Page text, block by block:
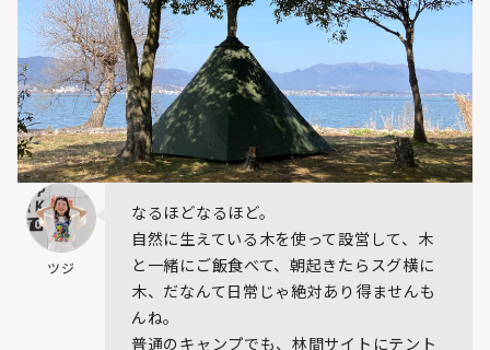
ツジ
なるほどなるほど。
自然に生えている木を使って設営して、木
と一緒にご飯食べて、朝起きたらスグ横に
木、だなんて日常じゃ絶対あり得ませんも
んね。
普通のキャンプでも、林間サイトにテント